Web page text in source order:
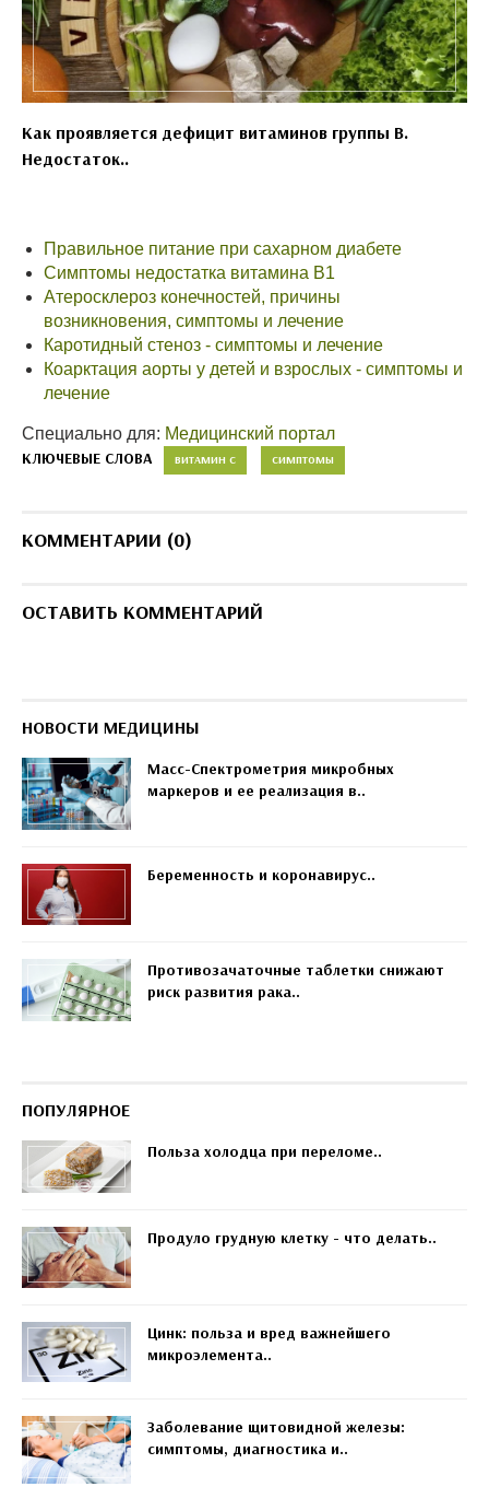
Как проявляется дефицит витаминов группы B.
Недостаток..
Правильное питание при сахарном диабете
Симптомы недостатка витамина В1
Атеросклероз конечностей, причины
возникновения, симптомы и лечение
Каротидный стеноз - симптомы и лечение
Коарктация аорты у детей и взрослых - симптомы и
лечение
Специально для: Медицинский портал
КЛЮЧЕВЫЕ СЛОВА ВИТАМИН С СИМПТОМЫ
КОММЕНТАРИИ (0)
ОСТАВИТЬ КОММЕНТАРИЙ
НОВОСТИ МЕДИЦИНЫ
Масс-Спектрометрия микробных
маркеров и ее реализация в..
Беременность и коронавирус..
Противозачаточные таблетки снижают
риск развития рака..
ПОПУЛЯРНОЕ
Польза холодца при переломе..
Продуло грудную клетку - что делать..
Цинк: польза и вред важнейшего
микроэлемента..
Заболевание щитовидной железы:
симптомы, диагностика и..